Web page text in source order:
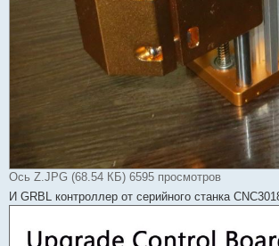
Ось Z.JPG (68.54 КБ) 6595 просмотров
И GRBL контроллер от серийного станка